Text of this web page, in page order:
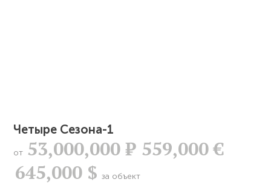
Четыре Сезона-1
от 53,000,000Р 559,000 €
645,000 $ за объект